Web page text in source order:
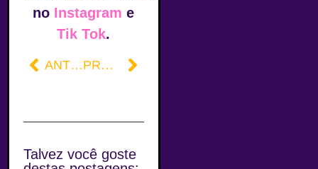
no Instagram e
Tik Tok.
ANTERIOR PRÓXIMO
Talvez você goste